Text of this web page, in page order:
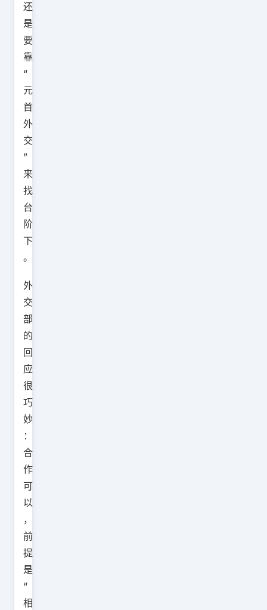
还
是
要
靠
“
元
首
外
交
”
来
找
台
阶
下
。
外
交
部
的
回
应
很
巧
妙
：
合
作
可
以
，
前
提
是
“
相